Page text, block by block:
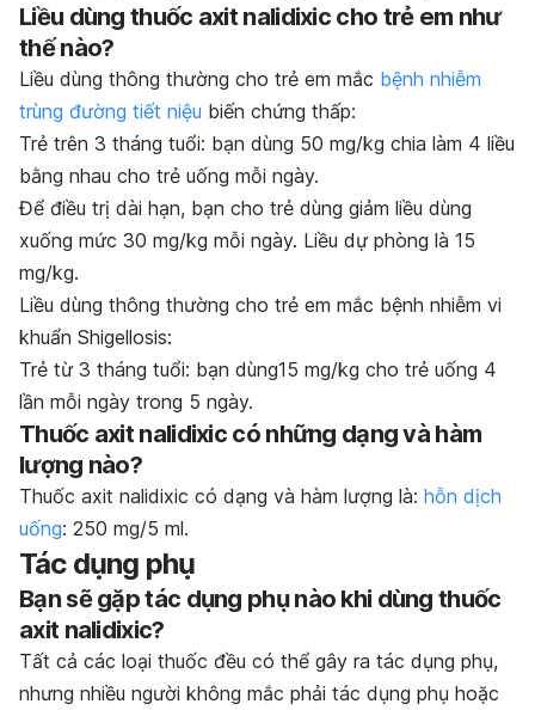
Liều dùng thuốc axit nalidixic cho trẻ em như
thế nào?
Liều dùng thông thường cho trẻ em mắc bệnh nhiễm
trùng đường tiết niệu biến chứng thấp:
Trẻ trên 3 tháng tuổi: bạn dùng 50 mg/kg chia làm 4 liều
bằng nhau cho trẻ uống mỗi ngày.
Để điều trị dài hạn, bạn cho trẻ dùng giảm liều dùng
xuống mức 30 mg/kg mỗi ngày. Liều dự phòng là 15
mg/kg.
Liều dùng thông thường cho trẻ em mắc bệnh nhiễm vi
khuẩn Shigellosis:
Trẻ từ 3 tháng tuổi: bạn dùng15 mg/kg cho trẻ uống 4
lần mỗi ngày trong 5 ngày.
Thuốc axit nalidixic có những dạng và hàm
lượng nào?
Thuốc axit nalidixic có dạng và hàm lượng là: hỗn dịch
uống: 250 mg/5 ml.
Tác dụng phụ
Bạn sẽ gặp tác dụng phụ nào khi dùng thuốc
axit nalidixic?
Tất cả các loại thuốc đều có thể gây ra tác dụng phụ,
nhưng nhiều người không mắc phải tác dụng phụ hoặc